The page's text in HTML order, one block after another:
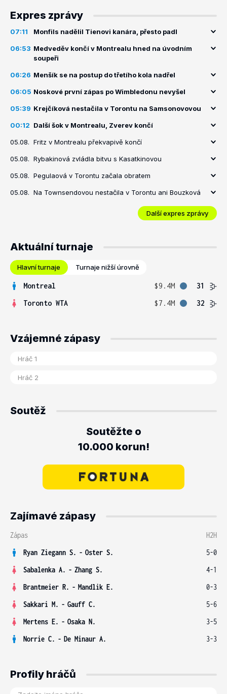
Expres zprávy
07:11 Monfils nadělil Tienovi kanára, přesto padl
06:53 Medveděv končí v Montrealu hned na úvodním
soupeři
06:26 Menšík se na postup do třetího kola nadřel
06:05 Noskové první zápas po Wimbledonu nevyšel
05:39 Krejčíková nestačila v Torontu na Samsonovovou
00:12 Další šok v Montrealu, Zverev končí
05.08. Fritz v Montrealu překvapivě končí
05.08. Rybakinová zvládla bitvu s Kasatkinovou
05.08. Pegulaová v Torontu začala obratem
05.08. Na Townsendovou nestačila v Torontu ani Bouzková
Další expres zprávy
Aktuální turnaje
Hlavní turnaje Turnaje nižší úrovně
Montreal $9.4M
31
Toronto WTA
$7.4M 32
Vzájemné zápasy
Soutěž
Soutěžte o
10.000 korun!
Zajímavé zápasy
Zápas
H2H
Ryan Ziegann S. - Oster S.
5-0
Sabalenka A. - Zhang S.
4-1
Brantmeier R. - Mandlik E.
0-3
Sakkari M. - Gauff C.
5-6
Mertens E. - Osaka N.
3-5
Norrie C. - De Minaur A. 3-3
Profily hráčů